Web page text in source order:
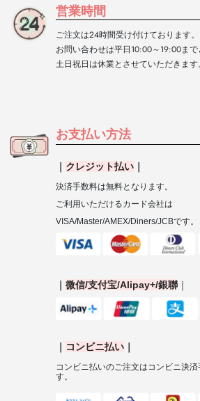
営業時間
ご注文は24時間受け付けております。
お問い合わせは平日10:00～19:00まで
土日祝日は休業とさせていただきます。
お支払い方法
クレジット払い
決済手数料は無料となります。
ご利用いただけるカード会社は
VISA/Master/AMEX/Diners/JCBです。
微信/支付宝/Alipay+/銀聯｜
コンビニ払い
コンビニ払いのご注文はコンビニ決済
す。